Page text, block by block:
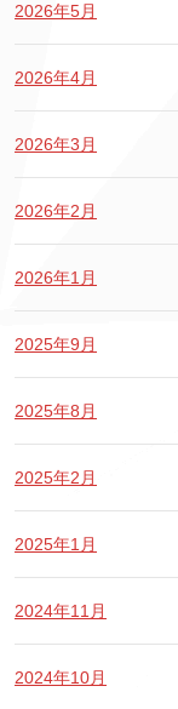
2026年5月
2026年4月
2026年3月
2026年2月
2026年1月
2025年9月
2025年8月
2025年2月
2025年1月
2024年11月
2024年10月